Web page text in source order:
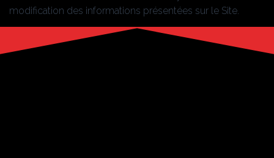
modification des informations présentées sur le Site.